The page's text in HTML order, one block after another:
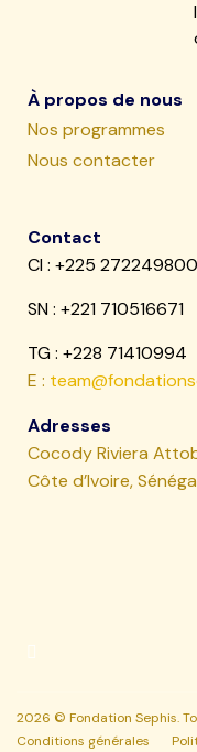
À propos de nous
Nos programmes
Nous contacter
Contact
CI : +225
SN : +221 710516671
TG : +228 71410994
E :
Adresses
Cocody Riviera
Côte d’Ivoire,
2026 © Fondation Sephis.
Conditions générales